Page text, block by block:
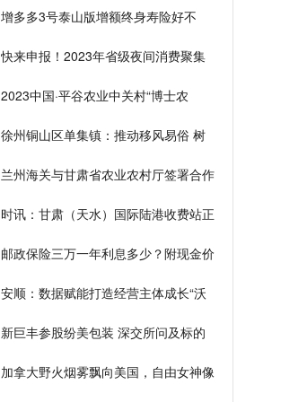
增多多3号泰山版增额终身寿险好不
快来申报！2023年省级夜间消费聚集
2023中国·平谷农业中关村“博士农
徐州铜山区单集镇：推动移风易俗 树
兰州海关与甘肃省农业农村厅签署合作
时讯：甘肃（天水）国际陆港收费站正
邮政保险三万一年利息多少？附现金价
安顺：数据赋能打造经营主体成长“沃
新巨丰参股纷美包装 深交所问及标的
加拿大野火烟雾飘向美国，自由女神像